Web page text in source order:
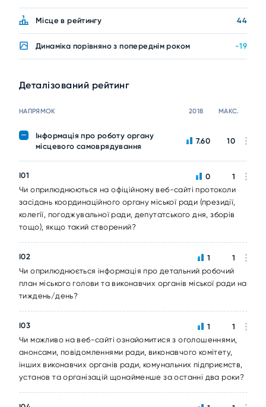
Місце в рейтингу 44
Динаміка порівняно з попереднім роком -19
Деталізований рейтинг
НАПРЯМОК 2018 МАКС.
Інформація про роботу органу
місцевого самоврядування
7.60 10
I01
Чи оприлюднюються на офіційному веб-сайті протоколи
засідань координаційного органу міської ради (президії,
колегії, погоджувальної ради, депутатського дня, зборів
тощо), якщо такий створений?
0 1
I02
Чи оприлюднюється інформація про детальний робочий
план міського голови та виконавчих органів міської ради на
тиждень/день?
1 1
I03
Чи можливо на веб-сайті ознайомитися з оголошеннями,
анонсами, повідомленнями ради, виконавчого комітету,
інших виконавчих органів ради, комунальних підприємств,
установ та організацій щонайменше за останні два роки?
1 1